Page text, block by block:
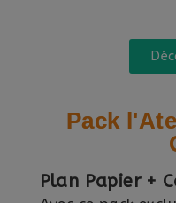
Pack
Plan Papier +